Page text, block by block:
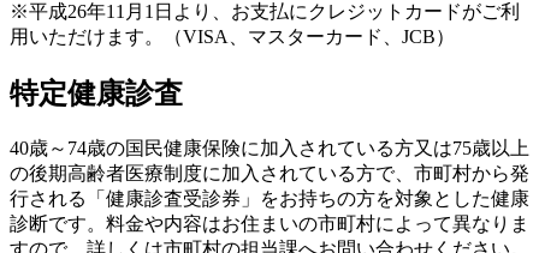
※平成26年11月1日より、お支払にクレジットカードがご利
用いただけます。（VISA、マスターカード、JCB）
特定健康診査
40歳～74歳の国民健康保険に加入されている方又は75歳以上
の後期高齢者医療制度に加入されている方で、市町村から発
行される「健康診査受診券」をお持ちの方を対象とした健康
診断です。料金や内容はお住まいの市町村によって異なりま
すので、詳しくは市町村の担当課へお問い合わせください。